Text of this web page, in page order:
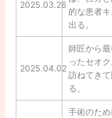
2025.03.26
的な患者
出る。
2025.04.02
師匠から
ったセオ
訪ねてき
る。
手術のた